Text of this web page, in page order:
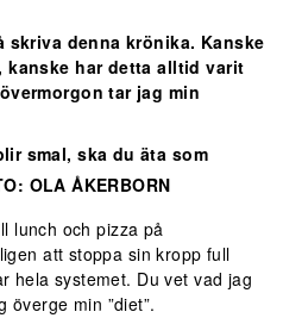
skriva denna krönika. Kanske
kanske har detta alltid varit
tar jag min
smal, ska du äta som
lunch och pizza på
att stoppa sin kropp full
hela systemet. Du vet vad jag
min ”diet”.